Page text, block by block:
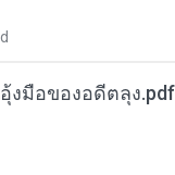
งมือของอดีตลุง.pdf